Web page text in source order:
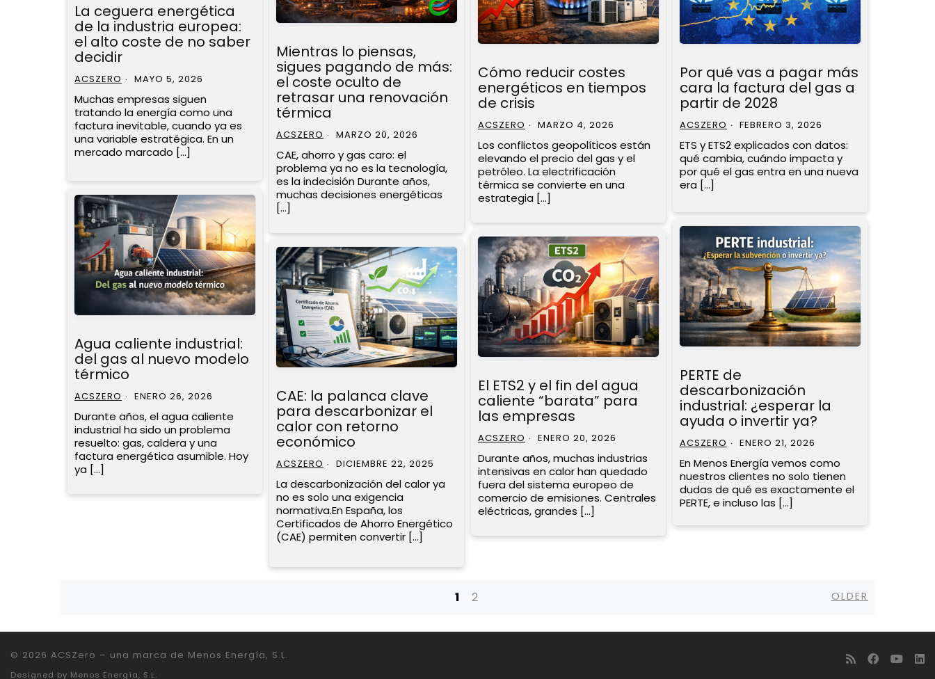
La ceguera energética
de la industria europea:
el alto coste de no saber
decidir
ACSZERO MAYO 5, 2026
Muchas empresas siguen
tratando la energía como una
factura inevitable, cuando ya es
una variable estratégica. En un
mercado marcado […]
Mientras lo piensas,
sigues pagando de más:
el coste oculto de
retrasar una renovación
térmica
ACSZERO MARZO 20, 2026
CAE, ahorro y gas caro: el
problema ya no es la tecnología,
es la indecisión Durante años,
muchas decisiones energéticas
[…]
Cómo reducir costes
energéticos en tiempos
de crisis
ACSZERO MARZO 4, 2026
Los conflictos geopolíticos están
elevando el precio del gas y el
petróleo. La electrificación
térmica se convierte en una
estrategia […]
Por qué vas a pagar más
cara la factura del gas a
partir de 2028
ACSZERO FEBRERO 3, 2026
ETS y ETS2 explicados con datos:
qué cambia, cuándo impacta y
por qué el gas entra en una nueva
era […]
Agua caliente industrial:
del gas al nuevo modelo
térmico
ACSZERO ENERO 26, 2026
Durante años, el agua caliente
industrial ha sido un problema
resuelto: gas, caldera y una
factura energética asumible. Hoy
ya […]
PERTE de
descarbonización
industrial: ¿esperar la
ayuda o invertir ya?
ACSZERO ENERO 21, 2026
En Menos Energía vemos como
nuestros clientes no solo tienen
dudas de qué es exactamente el
PERTE, e incluso las […]
El ETS2 y el fin del agua
caliente “barata” para
las empresas
ACSZERO ENERO 20, 2026
Durante años, muchas industrias
intensivas en calor han quedado
fuera del sistema europeo de
comercio de emisiones. Centrales
eléctricas, grandes […]
CAE: la palanca clave
para descarbonizar el
calor con retorno
económico
ACSZERO DICIEMBRE 22, 2025
La descarbonización del calor ya
no es solo una exigencia
normativa.En España, los
Certificados de Ahorro Energético
(CAE) permiten convertir […]
navigation
1 2 OLDER
© 2026 ACSZero – una marca de Menos Energía, S.L.
Designed by Menos Energía, S.L.